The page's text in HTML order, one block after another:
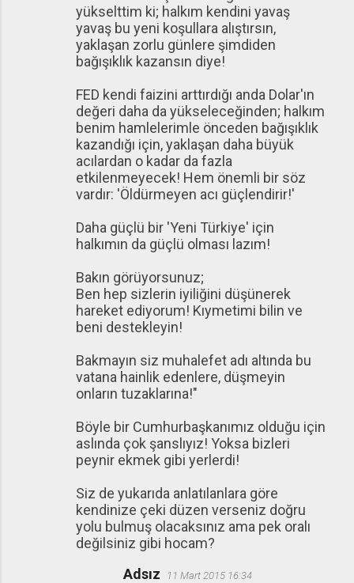
yükselttim ki; halkım kendini yavaş
yavaş bu yeni koşullara alıştırsın,
yaklaşan zorlu günlere şimdiden
bağışıklık kazansın diye!
FED kendi faizini arttırdığı anda Dolar'ın
değeri daha da yükseleceğinden; halkım
benim hamlelerimle önceden bağışıklık
kazandığı için, yaklaşan daha büyük
acılardan o kadar da fazla
etkilenmeyecek! Hem önemli bir söz
vardır: 'Öldürmeyen acı güçlendirir!'
Daha güçlü bir 'Yeni Türkiye' için
halkımın da güçlü olması lazım!
Bakın görüyorsunuz;
Ben hep sizlerin iyiliğini düşünerek
hareket ediyorum! Kıymetimi bilin ve
beni destekleyin!
Bakmayın siz muhalefet adı altında bu
vatana hainlik edenlere, düşmeyin
onların tuzaklarına!"
Böyle bir Cumhurbaşkanımız olduğu için
aslında çok şanslıyız! Yoksa bizleri
peynir ekmek gibi yerlerdi!
Siz de yukarıda anlatılanlara göre
kendinize çeki düzen verseniz doğru
yolu bulmuş olacaksınız ama pek oralı
değilsiniz gibi hocam?
Adsız 11 Mart 2015 16:34